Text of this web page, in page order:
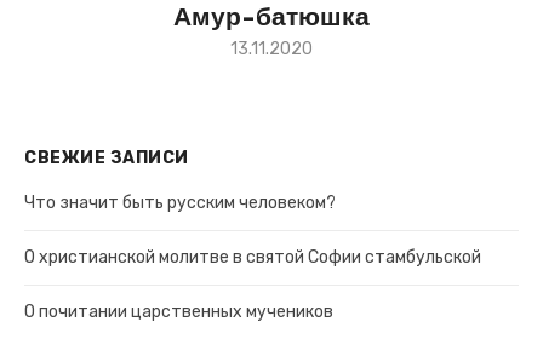
Амур-батюшка
Размещено
13.11.2020
СВЕЖИЕ ЗАПИСИ
Что значит быть русским человеком?
О христианской молитве в святой Софии стамбульской
О почитании царственных мучеников